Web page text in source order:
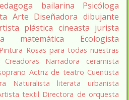
bailarina
Psicóloga
Arte Diseñadora dibujante
plástica cineasta jurista
matemática
Ecologista
Pintura Rosas para todas nuestras
Creadoras Narradora
ceramista
Actriz de teatro Cuentista
Naturalista literata
urbanista
textil Directora de orquesta